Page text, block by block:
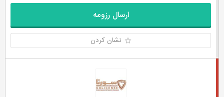
ارسال رزومه
نشان کردن